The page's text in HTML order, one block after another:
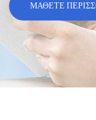
ΜΑΘΕΤΕ